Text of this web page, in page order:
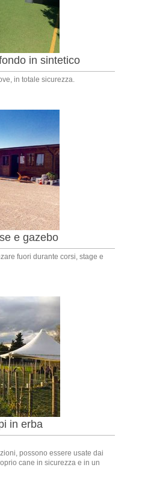
in sintetico
in totale sicurezza.
e gazebo
fuori durante corsi, stage e
in erba
possono essere usate dai
cane in sicurezza e in un